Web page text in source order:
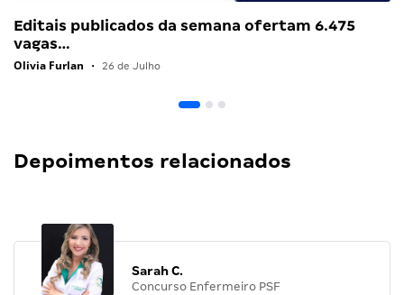
Editais publicados da semana ofertam 6.475
vagas…
Olivia Furlan • 26 de Julho
Depoimentos relacionados
Sarah C.
Concurso Enfermeiro PSF